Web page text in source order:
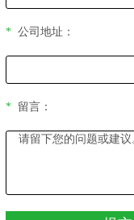
* 公司地址：
* 留言：